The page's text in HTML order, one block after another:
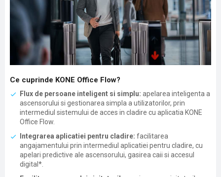
Ce cuprinde KONE Office Flow?
Flux de persoane inteligent si simplu: apelarea inteligenta a
ascensorului si gestionarea simpla a utilizatorilor, prin
intermediul sistemului de acces in cladire cu aplicatia KONE
Office Flow.
Integrarea aplicatiei pentru cladire: facilitarea
angajamentului prin intermediul aplicatiei pentru cladire, cu
apelari predictive ale ascensorului, gasirea caii si accesul
digital*.